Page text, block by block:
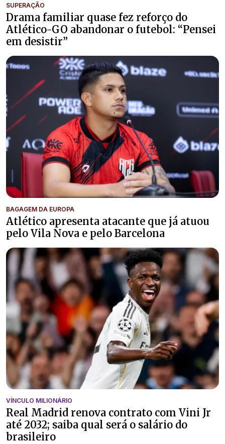
SUPERAÇÃO
Drama familiar quase fez reforço do
Atlético-GO abandonar o futebol: “Pensei
em desistir”
BAGAGEM DA EUROPA
Atlético apresenta atacante que já atuou
pelo Vila Nova e pelo Barcelona
VÍNCULO MILIONÁRIO
Real Madrid renova contrato com Vini Jr
até 2032; saiba qual será o salário do
brasileiro